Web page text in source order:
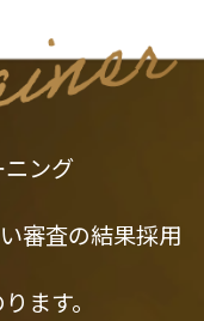
ング
審査の結果採用
ます。